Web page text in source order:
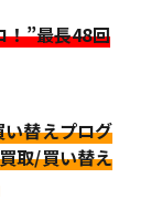
！”最長48回
替えプログ
取/買い替え